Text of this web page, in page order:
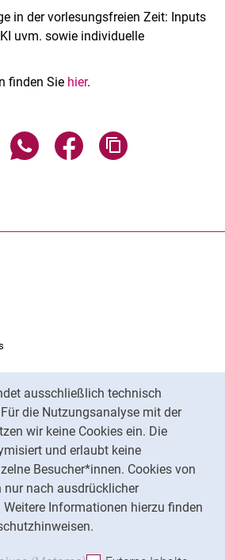
ausschließlich technisch
die Nutzungsanalyse mit der
wir keine Cookies ein. Die
und erlaubt keine
Besucher*innen. Cookies von
nur nach ausdrücklicher
Informationen hierzu finden
in der vorlesungsfreien Zeit: Inputs
uvm. sowie individuelle
finden Sie hier.
Seite über E-Mail teilen
Seite über WhatsApp teilen
Seite über Facebook